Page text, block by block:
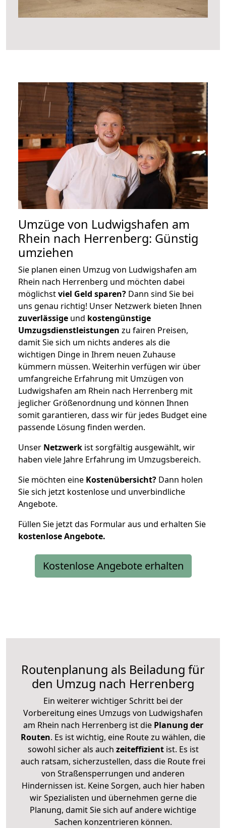
Umzüge von Ludwigshafen am
Rhein nach Herrenberg: Günstig
umziehen
Sie planen einen Umzug von Ludwigshafen am
Rhein nach Herrenberg und möchten dabei
möglichstviel Geld sparen? Dann sind Sie bei
uns genau richtig! Unser Netzwerk bieten Ihnen
zuverlässige und kostengünstige
Umzugsdienstleistungen zu fairen Preisen,
damit Sie sich um nichts anderes als die
wichtigen Dinge in Ihrem neuen Zuhause
kümmern müssen. Weiterhin verfügen wir über
umfangreiche Erfahrung mit Umzügen von
Ludwigshafen am Rhein nach Herrenberg mit
jeglicher Größenordnung und können Ihnen
somit garantieren, dass wir für jedes Budget eine
passende Lösung finden werden.
Unser Netzwerk ist sorgfältig ausgewählt, wir
haben viele Jahre Erfahrung im Umzugsbereich.
Sie möchten eine Kostenübersicht? Dann holen
Sie sich jetzt kostenlose und unverbindliche
Angebote.
Füllen Sie jetzt das Formular aus und erhalten Sie
kostenloseAngebote.
Kostenlose Angebote erhalten
Routenplanung als Beiladung für
den Umzug nach Herrenberg
Ein weiterer wichtiger Schritt bei der
Vorbereitung eines Umzugs von Ludwigshafen
am Rhein nach Herrenberg ist diePlanung der
Routen. Es ist wichtig, eine Route zu wählen, die
sowohl sicher als auch zeiteffizientist. Es ist
auch ratsam, sicherzustellen, dass die Route frei
von Straßensperrungen und anderen
Hindernissen ist. Keine Sorgen, auch hier haben
wir Spezialisten und übernehmen gerne die
Planung, damit Sie sich auf andere wichtige
Sachen konzentrieren können.